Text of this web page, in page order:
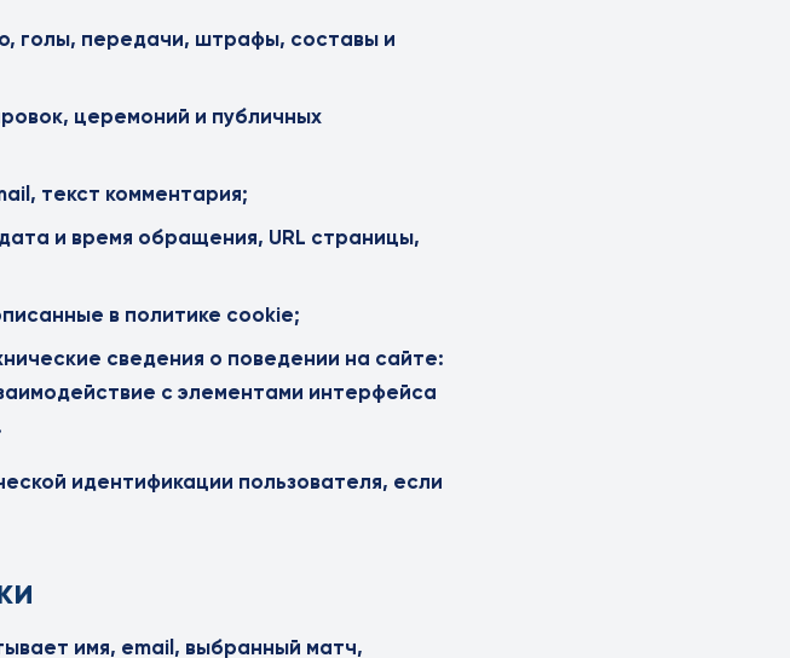
голы, передачи, штрафы, составы и
церемоний и публичных
текст комментария;
и время обращения, URL страницы,
в политике cookie;
сведения о поведении на сайте:
с элементами интерфейса
идентификации пользователя, если
имя, email, выбранный матч,